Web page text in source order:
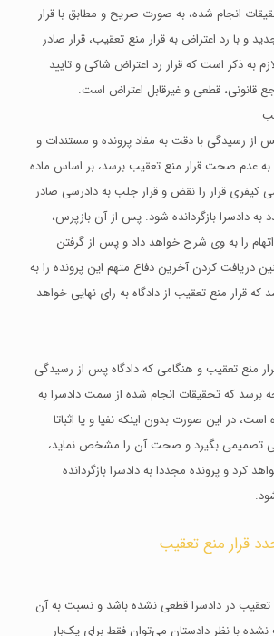
انجام شده، به صورت صریح و مطابق با قرار
و با رد اعتراض به قرار منع تعقیب، قرار صادر
به ذکر است که قرار رد اعتراض شاکی و تایید
قانونی، قطعی و غیرقابل اعتراض است.
از رسیدگی با دقت به مفاد پرونده و مستندات و
عدم صحت قرار منع تعقیب برسد، بر اساس ماده
کیفری قرار را نقض و قرار جلب به دادرسی صادر
به دادسرا بازگردانده شود. پس از آن بازپرس،
را به وی شرح خواهد داد و پس از گرفتن
دریافت کردن آخرین دفاع متهم این پرونده را به
که قرار منع تعقیب از دادگاه به رای نهایی خواهد
منع تعقیب و هنگامی که دادگاه پس از رسیدگی
برسد که تحقیقات انجام شده از سمت دادسرا به
در این صورت بدون اینکه نفیا و یا اثباتا
تصمیمی بگیرد و صحت آن را مشخص نماید،
کرد و پرونده مجددا به دادسرا بازگردانده
قرار منع تعقیب
تعقیب در دادسرا قطعی نشده باشد و نسبت به آن
با نظر دادستان می‌توان فقط برای یک‌بار